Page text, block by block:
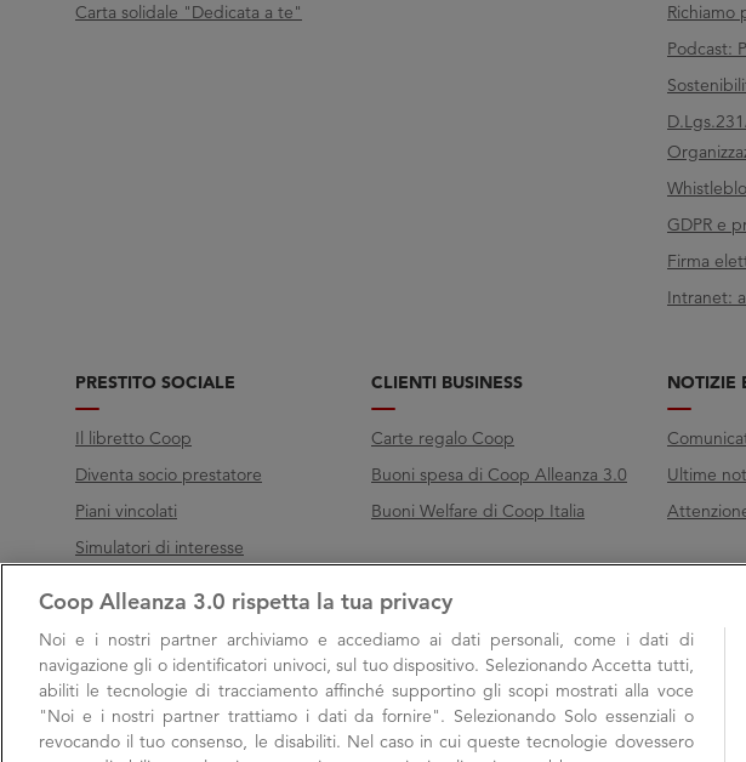
Carta solidale "Dedicata a te"
Richiamo
Podcast:
GDPR e
Firma
Intranet:
PRESTITO SOCIALE
Il libretto Coop
Diventa socio prestatore
Piani vincolati
Simulatori di interesse
CLIENTI BUSINESS
Carte regalo Coop
Buoni spesa di Coop Alleanza 3.0
Buoni Welfare di Coop Italia
NOTIZIE
Ultime
Call800 000 003
Lunedì → Venerdì, 9:00 → 17:00
Sabato, 9:00 → 13:00
Coop Alleanza 3.0 rispetta la tua privacy
Noi e i nostri partner archiviamo e accediamo ai dati personali, come i dati di
navigazione gli o identificatori univoci, sul tuo dispositivo. Selezionando Accetta tutti,
abiliti le tecnologie di tracciamento affinché supportino gli scopi mostrati alla voce
"Noi e i nostri partner trattiamo i dati da fornire". Selezionando Solo essenziali o
revocando il tuo consenso, le disabiliti. Nel caso in cui queste tecnologie dovessero